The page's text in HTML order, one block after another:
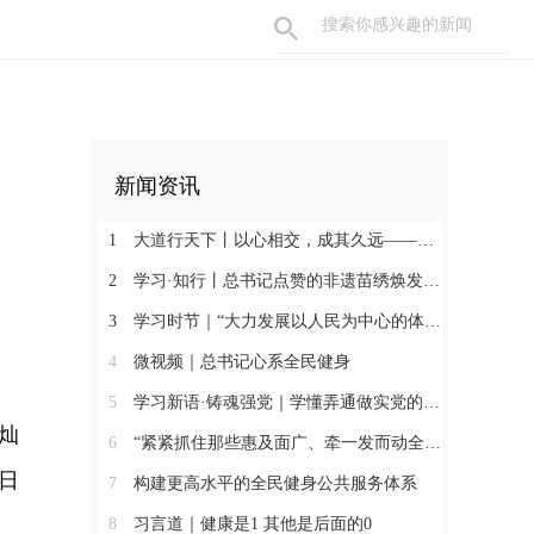
新闻资讯
1 大道行天下丨以心相交，成其久远——中国元首外交的世界情怀与大国气派
2 学习·知行丨总书记点赞的非遗苗绣焕发新生机
3 学习时节｜“大力发展以人民为中心的体育事业”
4 微视频｜总书记心系全民健身
5 学习新语·铸魂强党｜学懂弄通做实党的创新理论
6 “紧紧抓住那些惠及面广、牵一发而动全身的工作”
7 构建更高水平的全民健身公共服务体系
8 习言道｜健康是1 其他是后面的0